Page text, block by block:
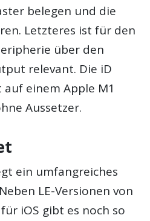
belegen und die
Letzteres ist für den
über den
relevant. Die iD
einem Apple M1
Aussetzer.
ein umfangreiches
LE-Versionen von
iOS gibt es noch so